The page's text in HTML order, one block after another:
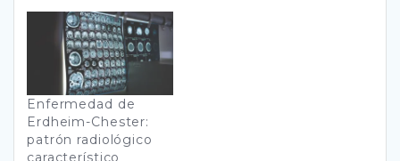
Enfermedad de
Erdheim-Chester:
patrón radiológico
característico